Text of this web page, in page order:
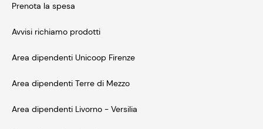
Prenota la spesa
Avvisi richiamo prodotti
Area dipendenti Unicoop Firenze
Area dipendenti Terre di Mezzo
Area dipendenti Livorno - Versilia